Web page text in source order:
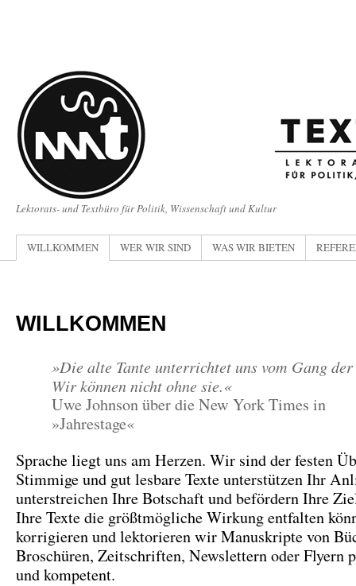
Lektorats- und Textbüro für Politik, Wissenschaft und Kultur
WILLKOMMEN WER WIR SIND WAS WIR BIETEN
WILLKOMMEN
»Die alte Tante unterrichtet uns vom Gang
Wir können nicht ohne sie.«
Uwe Johnson über die New York Times in
»Jahrestage«
Sprache liegt uns am Herzen. Wir sind der festen
Stimmige und gut lesbare Texte unterstützen Ihr
unterstreichen Ihre Botschaft und befördern Ihre
Ihre Texte die größtmögliche Wirkung entfalten
korrigieren und lektorieren wir Manuskripte von
Broschüren, Zeitschriften, Newslettern oder Flyern
und kompetent.